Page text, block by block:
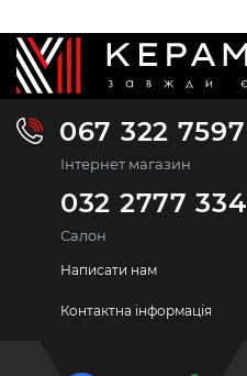
067 322 7597
Інтернет магазин
032 2777 334
Салон
Написати нам
Контактна інформація